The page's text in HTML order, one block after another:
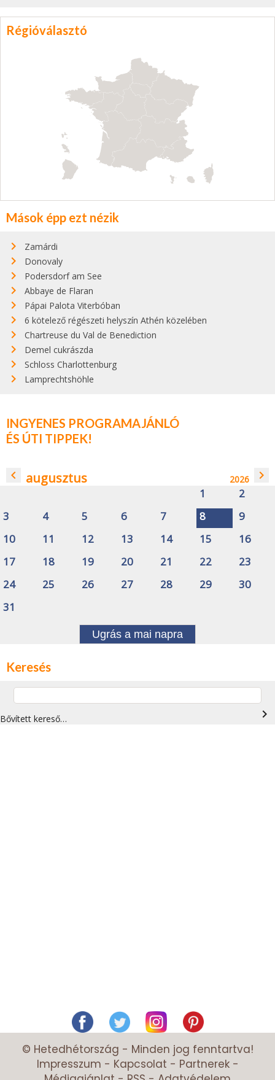
Régióválasztó
Mások épp ezt nézik
Zamárdi
Donovaly
Podersdorf am See
Abbaye de Flaran
Pápai Palota Viterbóban
6 kötelező régészeti helyszín Athén közelében
Chartreuse du Val de Benediction
Demel cukrászda
Schloss Charlottenburg
Lamprechtshöhle
INGYENES PROGRAMAJÁNLÓ
ÉS ÚTI TIPPEK!
navigate_before augusztus 2026 navigate_next
1
2
3
4 5 6 7 8
9
10
11 12 13 14 15
16
17
18 19 20 21 22
23
24
25 26 27 28 29
30
31
Ugrás a mai napra
Keresés
Bővített kereső… navigate_next
© Hetedhétország - Minden jog fenntartva!
Impresszum - Kapcsolat - Partnerek-